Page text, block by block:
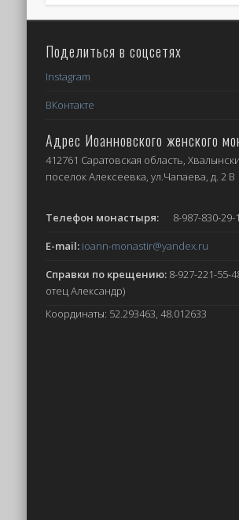
Поделиться в соцсетях
Instagram
ВКонтакте
Адрес Иоанновского женского
412761 Саратовская область,
поселок Алексеевка, ул.Чапаева, д. 2 В
Телефон монастыря:
8-987-830-29-
E-mail: ioann-monastir@yandex.ru
Справки по крещению: 8-927-221-55-
отец Александр)
Координаты: 52.293463, 48.012633